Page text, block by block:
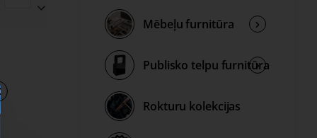
Mēbeļu furnitūra
Publisko telpu furnitūra
Rokturu kolekcijas